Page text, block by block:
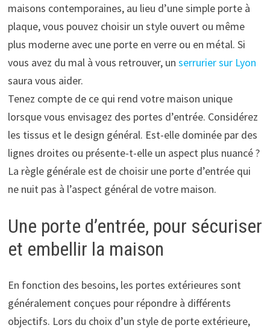
maisons contemporaines, au lieu d’une simple porte à
plaque, vous pouvez choisir un style ouvert ou même
plus moderne avec une porte en verre ou en métal. Si
vous avez du mal à vous retrouver, un serrurier sur Lyon
saura vous aider.
Tenez compte de ce qui rend votre maison unique
lorsque vous envisagez des portes d’entrée. Considérez
les tissus et le design général. Est-elle dominée par des
lignes droites ou présente-t-elle un aspect plus nuancé ?
La règle générale est de choisir une porte d’entrée qui
ne nuit pas à l’aspect général de votre maison.
Une porte d’entrée, pour sécuriser
et embellir la maison
En fonction des besoins, les portes extérieures sont
généralement conçues pour répondre à différents
objectifs. Lors du choix d’un style de porte extérieure,